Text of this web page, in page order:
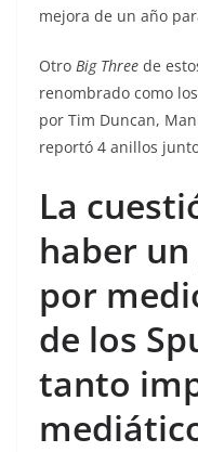
mejora de un año
Otro Big Three de
renombrado como
por Tim Duncan,
reportó 4 anillos
La
haber
por
de los
tanto